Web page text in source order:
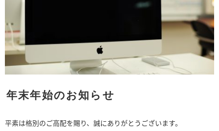
年末年始のお知らせ
平素は格別のご高配を賜り、誠にありがとうございます。